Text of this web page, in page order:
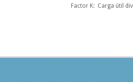
Factor K: Carga útil